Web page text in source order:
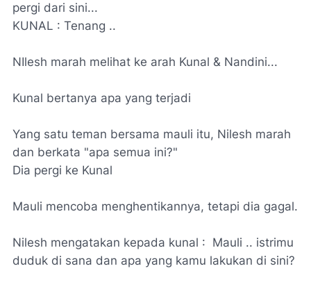
pergi dari sini...
KUNAL : Tenang ..
NIlesh marah melihat ke arah Kunal & Nandini...
Kunal bertanya apa yang terjadi
Yang satu teman bersama mauli itu, Nilesh marah
dan berkata "apa semua ini?"
Dia pergi ke Kunal
Mauli mencoba menghentikannya, tetapi dia gagal.
Nilesh mengatakan kepada kunal : Mauli .. istrimu
duduk di sana dan apa yang kamu lakukan di sini?